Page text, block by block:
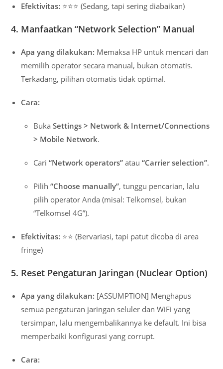
Efektivitas: ⭐⭐⭐ (Sedang, tapi sering diabaikan)
4. Manfaatkan “Network Selection” Manual
Apa yang dilakukan: Memaksa HP untuk mencari dan
memilih operator secara manual, bukan otomatis.
Terkadang, pilihan otomatis tidak optimal.
Cara:
BukaSettings > Network & Internet/Connections
> Mobile Network.
Cari“Network operators” atau“Carrier selection”.
Pilih“Choose manually”, tunggu pencarian, lalu
pilih operator Anda (misal: Telkomsel, bukan
“Telkomsel 4G”).
Efektivitas: ⭐⭐ (Bervariasi, tapi patut dicoba di area
fringe)
5. Reset Pengaturan Jaringan (Nuclear Option)
Apa yang dilakukan: [ASSUMPTION] Menghapus
semua pengaturan jaringan seluler dan WiFi yang
tersimpan, lalu mengembalikannya ke default. Ini bisa
memperbaiki konfigurasi yang corrupt.
Cara: